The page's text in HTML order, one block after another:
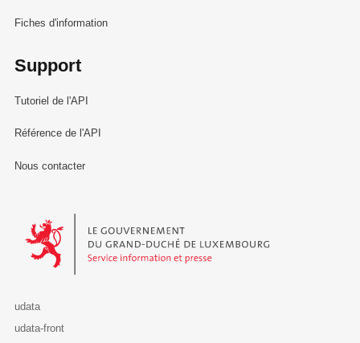
Fiches d'information
Support
Tutoriel de l'API
Référence de l'API
Nous contacter
Le Gouvernement du Grand-Duché de Luxembourg - Service
udata
udata-front